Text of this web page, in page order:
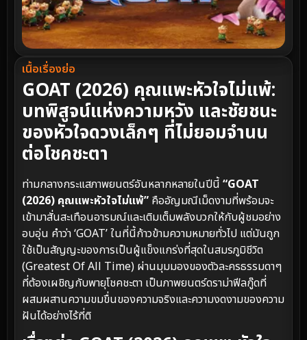
เนื้อเรื่องย่อ
GOAT (2026) คุณแพะหัวใจไม่แพ้:
บทพิสูจน์แห่งความหวัง และชัยชนะ
ของหัวใจดวงเล็กๆ ที่ไม่ยอมจำนน
ต่อโชคชะตา
ท่ามกลางกระแสภาพยนตร์อันหลากหลายในปีนี้ “GOAT
(2026) คุณแพะหัวใจไม่แพ้” คืออัญมณีเม็ดงามที่พร้อมจะ
เข้ามาสั่นสะเทือนอารมณ์และเติมเต็มพลังบวกให้กับผู้ชมอย่าง
อบอุ่น คำว่า ‘GOAT’ ในที่นี้ก้าวข้ามความหมายทั่วไป แต่มันถูก
ใช้เป็นสัญญะของการเป็นผู้แข็งแกร่งที่สุดในสมรภูมิชีวิต
(Greatest Of All Time) ผ่านมุมมองของตัวละครธรรมดาๆ
ที่ต้องเผชิญกับพายุโชคชะตา เป็นภาพยนตร์ดราม่าฟีลกู๊ดที่
ผสมผสานความขมขื่นของความจริงและความงดงามของความ
ฝันได้อย่างไร้ที่ติ